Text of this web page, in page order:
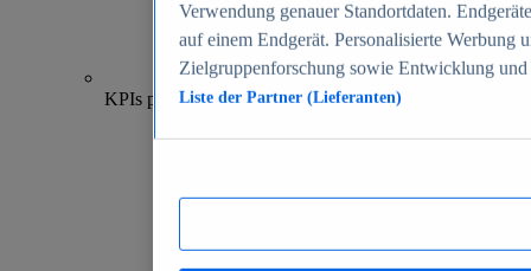
70+
KPIs pro Shop
Verwendung genauer Standortdaten.
auf einem Endgerät. Personalisierte Werbung
Zielgruppenforschung sowie Entwicklung
Liste der Partner (Lieferanten)